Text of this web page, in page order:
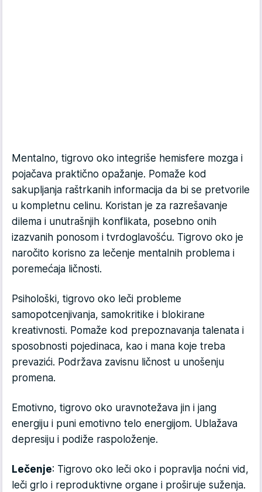
Mentalno, tigrovo oko integriše hemisfere mozga i
pojačava praktično opažanje. Pomaže kod
sakupljanja raštrkanih informacija da bi se pretvorile
u kompletnu celinu. Koristan je za razrešavanje
dilema i unutrašnjih konflikata, posebno onih
izazvanih ponosom i tvrdoglavošću. Tigrovo oko je
naročito korisno za lečenje mentalnih problema i
poremećaja ličnosti.
Psihološki, tigrovo oko leči probleme
samopotcenjivanja, samokritike i blokirane
kreativnosti. Pomaže kod prepoznavanja talenata i
sposobnosti pojedinaca, kao i mana koje treba
prevazići. Podržava zavisnu ličnost u unošenju
promena.
Emotivno, tigrovo oko uravnotežava jin i jang
energiju i puni emotivno telo energijom. Ublažava
depresiju i podiže raspoloženje.
Lečenje: Tigrovo oko leči oko i popravlja noćni vid,
leči grlo i reproduktivne organe i proširuje suženja.